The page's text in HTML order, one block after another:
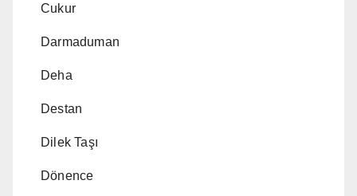
Cukur
Darmaduman
Deha
Destan
Dilek Taşı
Dönence